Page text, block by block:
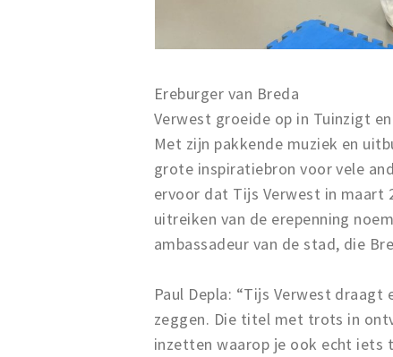
Ereburger van Breda
Verwest groeide op in Tuinzigt
Met zijn pakkende muziek en
grote inspiratiebron voor vele
ervoor dat Tijs Verwest in maart
uitreiken van de erepenning
ambassadeur van de stad, die
Paul Depla: “Tijs Verwest
zeggen. Die titel met trots in
inzetten waarop je ook echt iets